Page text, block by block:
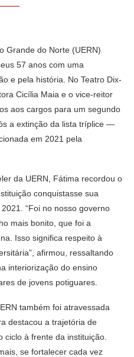
Grande do Norte (UERN)
57 anos com uma
e pela história. No Teatro Dix-
Cicília Maia e o vice-reitor
aos cargos para um segundo
a extinção da lista tríplice —
em 2021 pela
da UERN, Fátima recordou o
conquistasse sua
“Foi no nosso governo
mais bonito, que foi a
Isso significa respeito à
afirmou, ressaltando
interiorização do ensino
de jovens potiguares.
também foi atravessada
destacou a trajetória de
à frente da instituição.
se fortalecer cada vez